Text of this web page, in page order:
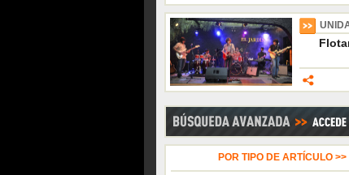
POR TIPO DE ARTÍCULO >>